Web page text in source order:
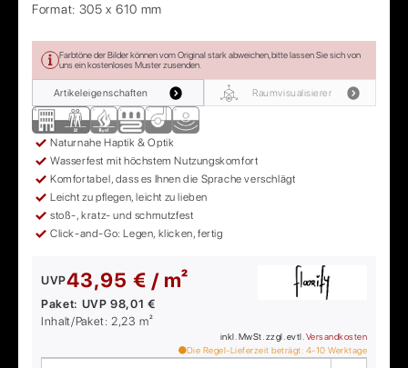
Format: 305 x 610 mm
Farbtöne der Bilder können vom Original stark abweichen, bitte lassen Sie sich von
uns ein kostenloses Muster zusenden.
Artikeleigenschaften Raumvisualisierer
Naturnahe Haptik & Optik
Wasserfest mit höchstem Nutzungskomfort
Komfortabel, dass es Ihnen die Sprache verschlägt
Leicht zu pflegen, leicht zu lieben
stoß-, kratz- und schmutzfest
Click-and-Go: Legen, klicken, fertig
UVP43,95 € / m²
Paket: UVP98,01 €
Inhalt/Paket:2,23 m²
inkl. MwSt. zzgl. evtl. Versandkosten
Die Regel-Lieferzeit beträgt: 4-10 Werktage